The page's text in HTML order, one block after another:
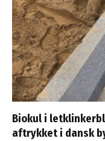
Biokul i
aftrykket i dansk